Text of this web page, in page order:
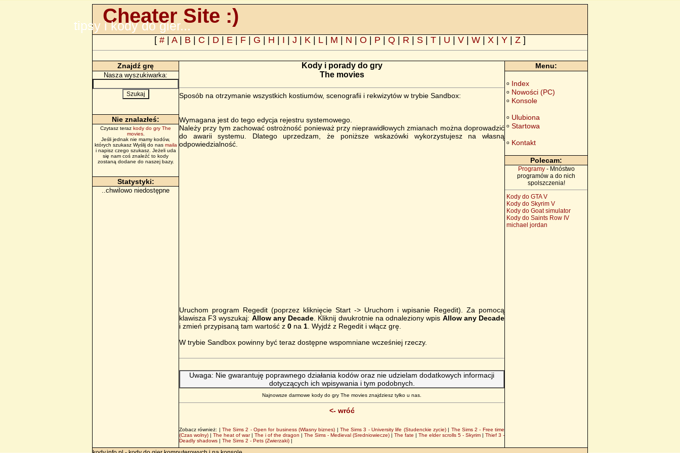
Cheater Site :)
tipsy i kody do gier...
[ # A| B C D E F G H I J K L| M N O P Q R S T U V W X Y Z ]
Znajdź grę
Nasza wyszukiwarka:
Nie znalazłeś:
Czytasz teraz kody do gry The
movies.
Jeśli jednak nie mamy kodów,
których szukasz Wyślij do nas maila
i napisz czego szukasz. Jeżeli uda
się nam coś znaleźć to kody
zostaną dodane do naszej bazy.
Statystyki:
..chwilowo niedostępne
Kody i porady do gry
The movies
Sposób na otrzymanie wszystkich kostiumów, scenografii i rekwizytów w trybie Sandbox:
Wymagana jest do tego edycja rejestru systemowego.
Należy przy tym zachować ostrożność ponieważ przy nieprawidłowych zmianach można doprowadzić
do awarii systemu. Dlatego uprzedzam, że poniższe wskazówki wykorzystujesz na własną
odpowiedzialność.
Uruchom program Regedit (poprzez kliknięcie Start -> Uruchom i wpisanie Regedit). Za pomocą
klawisza F3 wyszukaj: Allow any Decade . Kliknij dwukrotnie na odnaleziony wpis Allow any Decade
i zmień przypisaną tam wartość z 0 na 1 . Wyjdź z Regedit i włącz grę.
W trybie Sandbox powinny być teraz dostępne wspomniane wcześniej rzeczy.
Uwaga: Nie gwarantuję poprawnego działania kodów oraz nie udzielam dodatkowych informacji
dotyczących ich wpisywania i tym podobnych.
Najnowsze darmowe kody do gry The movies znajdziesz tylko u nas.
<- wróć
Zobacz również: | The Sims 2 - Open for business (Wlasny biznes) | The Sims 3 - University life (Studenckie zycie)| The Sims 2 - Free time
(Czas wolny) | The heat of war| The i of the dragon | The Sims - Medieval (Sredniowiecze) | The fate | The elder scrolls 5 - Skyrim | Thief 3 -
Deadly shadows | The Sims 2 - Pets (Zwierzaki) |
Menu:
o Index
o Nowości (PC)
o Konsole
o Ulubiona
o Startowa
o Kontakt
Polecam:
Programy- Mnóstwo
programów a do nich
spolszczenia!
Kody do GTA V
Kody do Skyrim V
Kody do Goat simulator
Kody do Saints Row IV
michael jordan